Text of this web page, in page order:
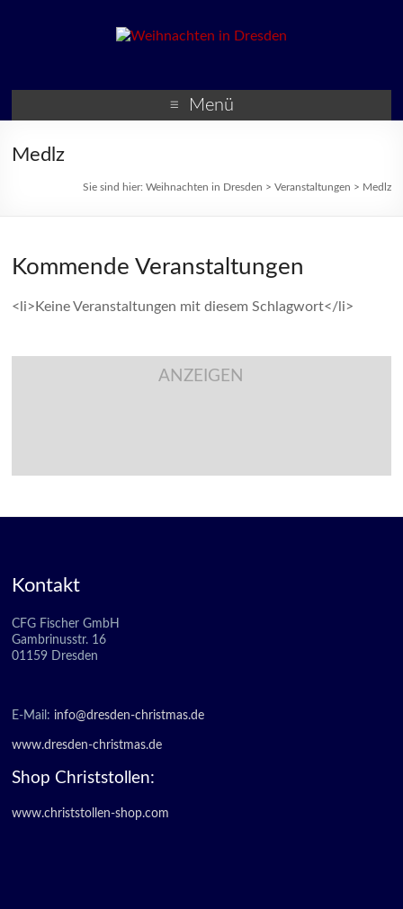
Veranstaltungen zur
Menü
Medlz
Sie sind hier: Weihnachten in Dresden > Veranstaltungen > Medlz
Kommende Veranstaltungen
<li>Keine Veranstaltungen mit diesem Schlagwort</li>
ANZEIGEN
Kontakt
CFG Fischer GmbH
Gambrinusstr. 16
01159 Dresden
E-Mail: info@dresden-christmas.de
www.dresden-christmas.de
Shop Christstollen:
www.christstollen-shop.com